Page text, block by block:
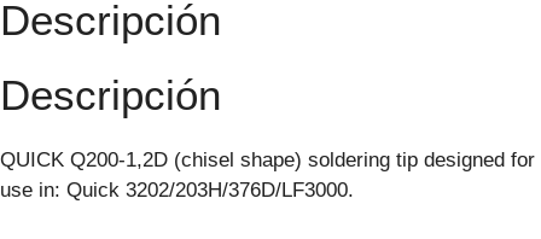
Descripción
Descripción
QUICK Q200-1,2D (chisel shape) soldering tip designed for
use in: Quick 3202/203H/376D/LF3000.